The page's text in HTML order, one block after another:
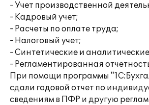
- Учет производственной
- Кадровый учет;
- Расчеты по оплате труда;
- Налоговый учет;
- Синтетические и
- Регламентированная
При помощи программы
сдали годовой отчет по
сведениям в ПФР и другую